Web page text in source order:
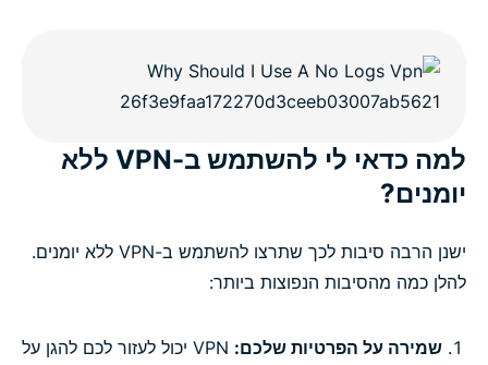
למה כדאי לי להשתמש ב-VPN ללא
יומנים?
ישנן הרבה סיבות לכך שתרצו להשתמש ב-VPN ללא יומנים.
להלן כמה מהסיבות הנפוצות ביותר:
שמירה על הפרטיות שלכם:
VPN יכול לעזור לכם להגן על